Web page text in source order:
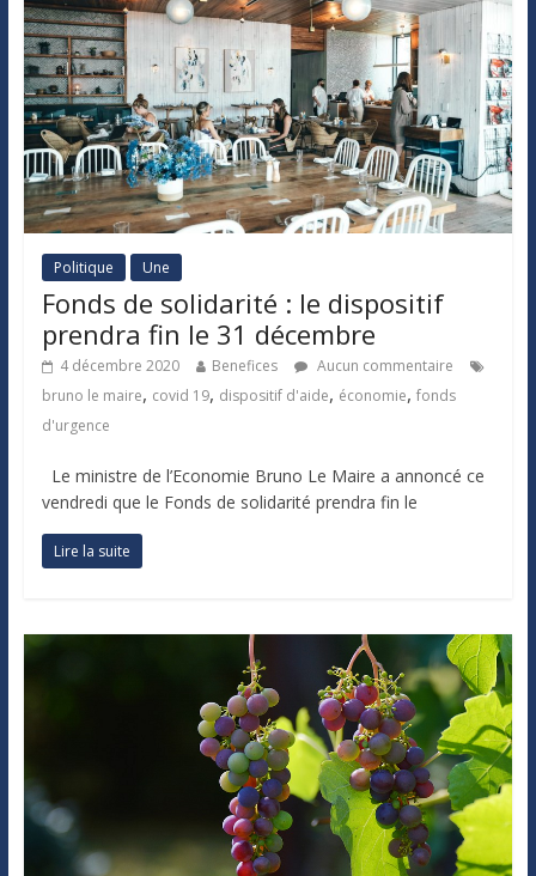
Politique Une
Fonds de solidarité : le dispositif
prendra fin le 31 décembre
4 décembre 2020 Benefices
Aucun commentaire
bruno le maire, covid 19, dispositif d'aide, économie, fonds
d'urgence
Le ministre de l’Economie Bruno Le Maire a annoncé ce
vendredi que le Fonds de solidarité prendra fin le
Lire la suite